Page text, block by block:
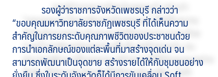
รองผู้ว่าราชการจังหวัดเพชรบุรี กล่าวว่า
“ขอบคุณมหาวิทยาลัยราชภัฏเพชรบุรี ที่ได้เห็นความ
สำคัญในการยกระดับคุณภาพชีวิตของประชาชนด้วย
การนำเอกลักษณ์ของแต่ละพื้นที่มาสร้างจุดเด่น จน
สามารถพัฒนาเป็นจุดขาย สร้างรายได้ให้กับชุมชนอย่าง